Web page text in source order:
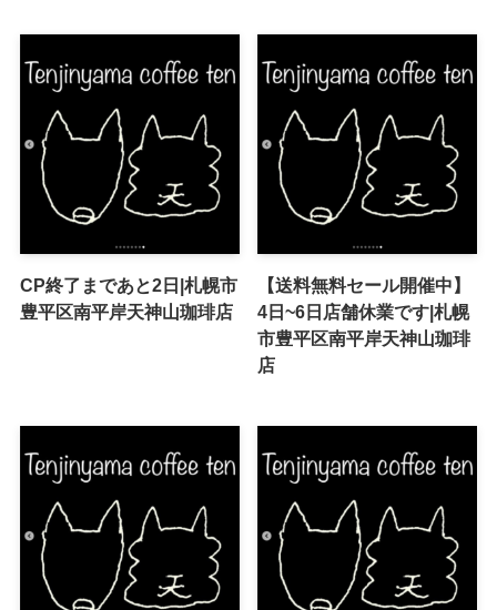
CP終了まであと2日|札幌市
豊平区南平岸天神山珈琲店
【送料無料セール開催中】
4日~6日店舗休業です|札幌
市豊平区南平岸天神山珈琲
店